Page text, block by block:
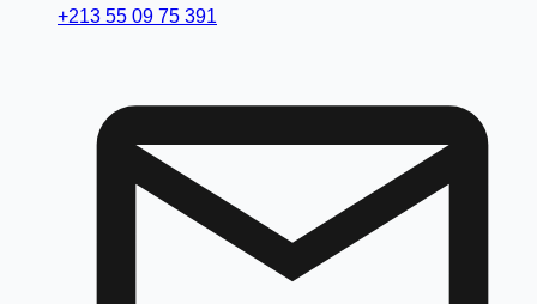
+213 55 09 75 391